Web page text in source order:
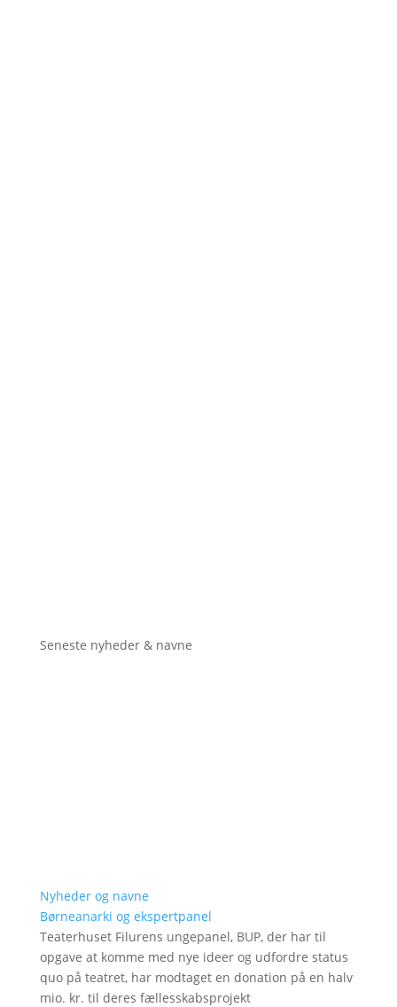
Seneste nyheder & navne
Nyheder og navne
Børneanarki og ekspertpanel
Teaterhuset Filurens ungepanel, BUP, der har til
opgave at komme med nye ideer og udfordre status
quo på teatret, har modtaget en donation på en halv
mio. kr. til deres fællesskabsprojekt